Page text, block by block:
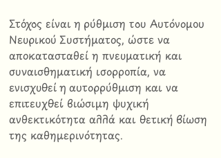
Στόχος είναι η ρύθμιση του Αυτόνομου
Νευρικού Συστήματος, ώστε να
αποκατασταθεί η πνευματική και
συναισθηματική ισορροπία, να
ενισχυθεί η αυτορρύθμιση και να
επιτευχθεί βιώσιμη ψυχική
ανθεκτικότητα αλλά και θετική βίωση
της καθημερινότητας.